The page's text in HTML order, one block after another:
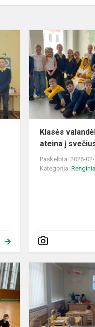
Edukacinis
užsiėmimas
pradinukams
Klasės
ateina į
Paskelbta: 2026-
Kategorija:
Netradicinė
pamoka